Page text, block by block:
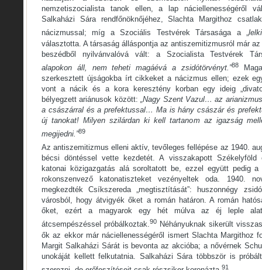
nemzetiszocialista tanok ellen, a lap náciellenességéről
Salkaházi Sára rendfőnöknőjéhez, Slachta Margithoz
nácizmussal; míg a Szociális Testvérek Társasága a „
választotta. A társaság álláspontja az antiszemitizmusról már
beszédből nyilvánvalóvá vált: a Szocialista Testvérek
alapokon áll, nem teheti magáévá a zsidótörvényt.”88
szerkesztett újságokba írt cikkeket a nácizmus ellen; ezek
vont a nácik és a kora keresztény korban egy ideig
bélyegzett ariánusok között: „Nagy Szent Vazul… az
a császárral és a prefektussal… Ma is hány császár és
új tanokat! Milyen szilárdan ki kell tartanom az igazság
megijedni.”89
Az antiszemitizmus elleni aktív, tevőleges fellépése az 1940.
bécsi döntéssel vette kezdetét. A visszakapott
katonai közigazgatás alá soroltatott be, ezzel együtt pedig a
rokonszenvező katonatiszteket vezényeltek oda. 1940.
megkezdték Csíkszereda „megtisztítását”: huszonnégy
városból, hogy átvigyék őket a román határon. A román
őket, ezért a magyarok egy hét múlva az éj leple
átcsempészéssel próbálkoztak.90 Néhányuknak sikerült
ők az ekkor már náciellenességéről ismert Slachta Margithoz
Margit Salkaházi Sárát is bevonta az akcióba; a nővérnek
unokáját kellett felkutatnia. Salkaházi Sára többször is
91